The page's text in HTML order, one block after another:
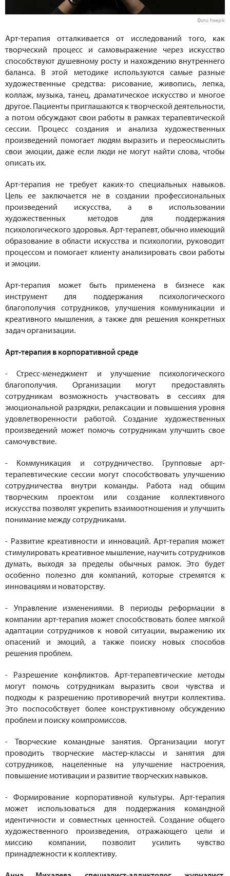
Фото: freepik
Арт-терапия отталкивается от исследований того, как
творческий процесс и самовыражение через искусство
способствуют душевному росту и нахождению внутреннего
баланса. В этой методике используются самые разные
художественные средства: рисование, живопись, лепка,
коллаж, музыка, танец, драматическое искусство и многое
другое. Пациенты приглашаются к творческой деятельности,
а потом обсуждают свои работы в рамках терапевтической
сессии. Процесс создания и анализа художественных
произведений помогает людям выразить и переосмыслить
свои эмоции, даже если люди не могут найти слова, чтобы
описать их.
Арт-терапия не требует каких-то специальных навыков.
Цель ее заключается не в создании профессиональных
произведений искусства, а в использовании
художественных методов для поддержания
психологического здоровья. Арт-терапевт, обычно имеющий
образование в области искусства и психологии, руководит
процессом и помогает клиенту анализировать свои работы
и эмоции.
Арт-терапия может быть применена в бизнесе как
инструмент для поддержания психологического
благополучия сотрудников, улучшения коммуникации и
креативного мышления, а также для решения конкретных
задач организации.
Арт-терапия в корпоративной среде
- Стресс-менеджмент и улучшение психологического
благополучия. Организации могут предоставлять
сотрудникам возможность участвовать в сессиях для
эмоциональной разрядки, релаксации и повышения уровня
удовлетворенности работой. Создание художественных
произведений может помочь сотрудникам улучшить свое
самочувствие.
- Коммуникация и сотрудничество. Групповые арт-
терапевтические сессии могут способствовать улучшению
сотрудничества внутри команды. Работа над общим
творческим проектом или создание коллективного
искусства позволят укрепить взаимоотношения и улучшить
понимание между сотрудниками.
- Развитие креативности и инноваций. Арт-терапия может
стимулировать креативное мышление, научить сотрудников
думать, выходя за пределы обычных рамок. Это будет
особенно полезно для компаний, которые стремятся к
инновациям и новаторству.
- Управление изменениями. В периоды реформации в
компании арт-терапия может способствовать более мягкой
адаптации сотрудников к новой ситуации, выражению их
опасений и эмоций, а также поиску новых способов
решения проблем.
- Разрешение конфликтов. Арт-терапевтические методы
могут помочь сотрудникам выразить свои чувства и
подходы к разрешению противоречий внутри коллектива.
Это поспособствует более конструктивному обсуждению
проблем и поиску компромиссов.
- Творческие командные занятия. Организации могут
проводить творческие мастер-классы и занятия для
сотрудников, нацеленные на улучшение настроения,
повышение мотивации и развитие творческих навыков.
- Формирование корпоративной культуры. Арт-терапия
может использоваться для поддержания командной
идентичности и совместных ценностей. Создание общего
художественного произведения, отражающего цели и
миссию компании, позволит усилить чувство
принадлежности к коллективу.